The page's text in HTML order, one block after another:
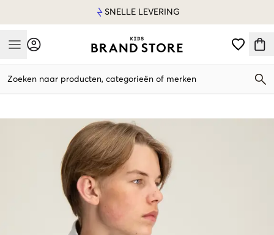
SNELLE LEVERING
Mobile Menu
Zoeken naar producten, categorieën of merken